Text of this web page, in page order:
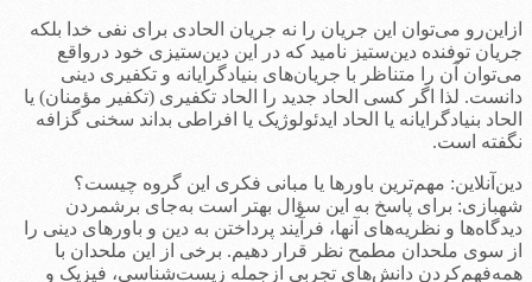
ازاین‌رو می‌توان این جریان را نه جریان الحادی برای نفی خدا بلکه
جریان توفنده دین‌ستیز نامید که در این دین‌ستیزی خود درواقع
می‌توان آن را متناظر با جریان‌های بنیادگرایانه و تکفیری دینی
دانست. لذا اگر کسی الحاد جدید را الحاد تکفیری (تکفیر مؤمنان)‌ یا
الحاد بنیادگرایانه یا الحاد ایدئولوژیک یا افراطی بداند سخنی گزافه
نگفته است.
دین‌آنلاین: مهم‌ترین باورها یا مبانی فکری این گروه چیست؟
شهبازی: برای پاسخ به این سؤال بهتر است به‌جای برشمردن
دیدگاه‌ها و نظریه‌های آنها،‌ فرآیند پرداختن به دین و باورهای دینی را
از سوی ملحدان مطمح نظر قرار دهیم. برخی از این ملحدان با
همه‌فهم‌کردن دانش‌های تجربی ازجمله زیست‌شناسی،‌ فیزیک و